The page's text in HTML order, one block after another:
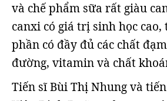
và chế phẩm sữa rất giàu
canxi có giá trị sinh học
phần có đầy đủ các chất
đường, vitamin và chất
Tiến sĩ Bùi Thị Nhung và